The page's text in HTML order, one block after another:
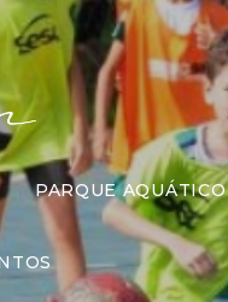
PARQUE AQUÁTICO